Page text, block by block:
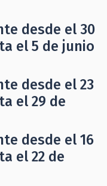
desde el 30
el 5 de junio
desde el 23
el 29 de
desde el 16
el 22 de